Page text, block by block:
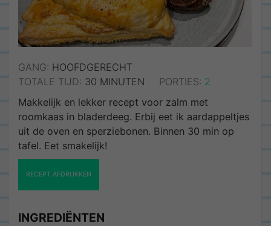
GANG: HOOFDGERECHT
TOTALE TIJD: 30 MINUTEN
MINUTEN PORTIES: 2
Makkelijk en lekker recept voor zalm met
roomkaas in bladerdeeg. Erbij eet ik aardappeltjes
uit de oven en sperziebonen. Binnen 30 min op
tafel. Eet smakelijk!
RECEPT AFDRUKKEN
INGREDIËNTEN